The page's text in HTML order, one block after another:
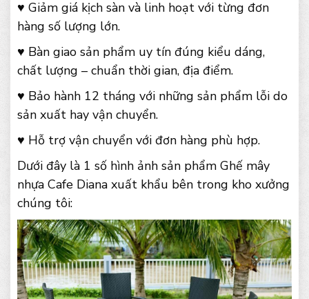
♥ Giảm giá kịch sàn và linh hoạt với từng đơn
hàng số lượng lớn.
♥ Bàn giao sản phẩm uy tín đúng kiểu dáng,
chất lượng – chuẩn thời gian, địa điểm.
♥ Bảo hành 12 tháng với những sản phẩm lỗi do
sản xuất hay vận chuyển.
♥ Hỗ trợ vận chuyển với đơn hàng phù hợp.
Dưới đây là 1 số hình ảnh sản phẩm Ghế mây
nhựa Cafe Diana xuất khẩu bên trong kho xưởng
chúng tôi: